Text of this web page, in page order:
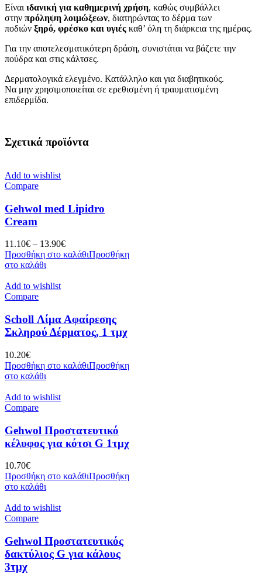
Είναι ιδανική για καθημερινή χρήση, καθώς συμβάλλει
στην πρόληψη λοιμώξεων, διατηρώντας το δέρμα των
ποδιών ξηρό, φρέσκο και υγιές καθ’ όλη τη διάρκεια της ημέρας.
Για την αποτελεσματικότερη δράση, συνιστάται να βάζετε την
πούδρα και στις κάλτσες.
Δερματολογικά ελεγμένο. Κατάλληλο και για διαβητικούς.
Να μην χρησιμοποιείται σε ερεθισμένη ή τραυματισμένη
επιδερμίδα.
Σχετικά προϊόντα
Add to wishlist
Compare
Gehwol med Lipidro
Cream
11.10€ – 13.90€
Προσθήκη στο καλάθιΠροσθήκη
στο καλάθι
Add to wishlist
Compare
Scholl Λίμα Αφαίρεσης
Σκληρού Δέρματος, 1 τμχ
10.20€
Προσθήκη στο καλάθιΠροσθήκη
στο καλάθι
Add to wishlist
Compare
Gehwol Προστατευτικό
κέλυφος για κότσι G 1τμχ
10.70€
Προσθήκη στο καλάθιΠροσθήκη
στο καλάθι
Add to wishlist
Compare
Gehwol Προστατευτικός
δακτύλιος G για κάλους
3τμχ